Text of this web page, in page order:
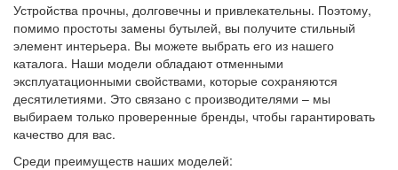
Устройства прочны, долговечны и привлекательны. Поэтому,
помимо простоты замены бутылей, вы получите стильный
элемент интерьера. Вы можете выбрать его из нашего
каталога. Наши модели обладают отменными
эксплуатационными свойствами, которые сохраняются
десятилетиями. Это связано с производителями – мы
выбираем только проверенные бренды, чтобы гарантировать
качество для вас.
Среди преимуществ наших моделей: